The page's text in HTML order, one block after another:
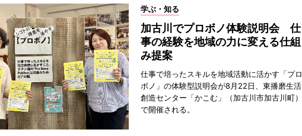
学ぶ・知る
加古川でプロボノ体験説明会 仕
事の経験を地域の力に変える仕組
み提案
仕事で培ったスキルを地域活動に活かす「プロ
ボノ」の体験型説明会が8月22日、東播磨生活
創造センター「かこむ」（加古川市加古川町）
で開催される。